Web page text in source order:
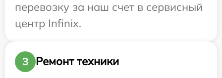
перевозку за наш счет в сервисный
центр Infinix.
3
Ремонт техники